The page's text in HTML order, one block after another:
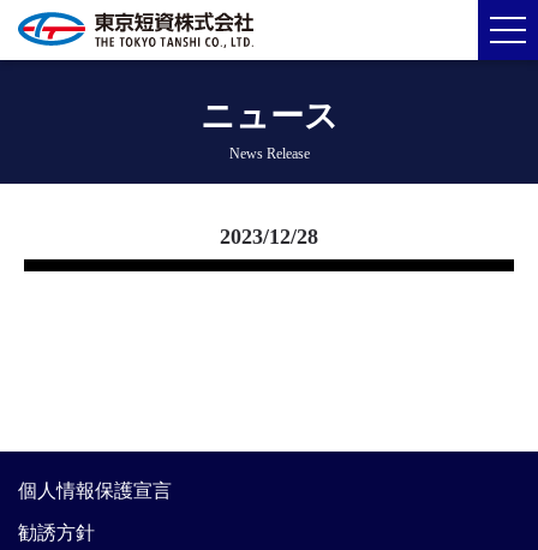
ニュース
News Release
2023/12/28
個人情報保護宣言
勧誘方針